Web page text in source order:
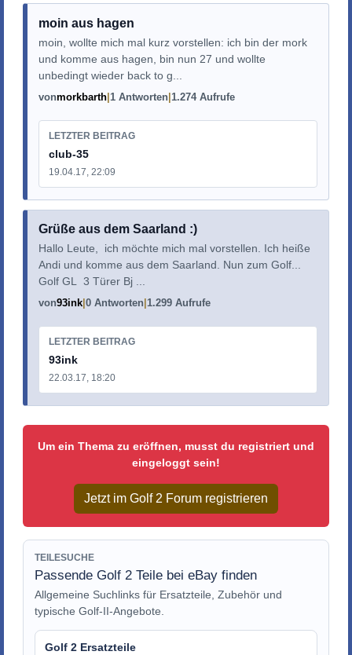
moin aus hagen
moin, wollte mich mal kurz vorstellen: ich bin der mork
und komme aus hagen, bin nun 27 und wollte
unbedingt wieder back to g...
vonmorkbarth 1 Antworten 1.274 Aufrufe
LETZTER BEITRAG
club-35
19.04.17, 22:09
Grüße aus dem Saarland :)
Hallo Leute, ich möchte mich mal vorstellen. Ich heiße
Andi und komme aus dem Saarland. Nun zum Golf...
Golf GL 3 Türer Bj ...
von93ink 0 Antworten 1.299 Aufrufe
LETZTER BEITRAG
93ink
22.03.17, 18:20
Um ein Thema zu eröffnen, musst du registriert und
eingeloggt sein!
Jetzt im Golf 2 Forum registrieren
TEILESUCHE
Passende Golf 2 Teile bei eBay finden
Allgemeine Suchlinks für Ersatzteile, Zubehör und
typische Golf-II-Angebote.
Golf 2 Ersatzteile